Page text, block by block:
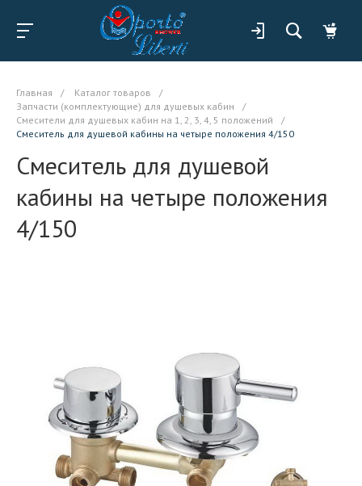
Главная / Каталог товаров
/
Запчасти (комплектующие) для душевых кабин
/
Смесители для душевых кабин на 1, 2, 3, 4, 5 положений
/
Смеситель для душевой кабины на четыре положения 4/150
Смеситель для душевой
кабины на четыре положения
4/150